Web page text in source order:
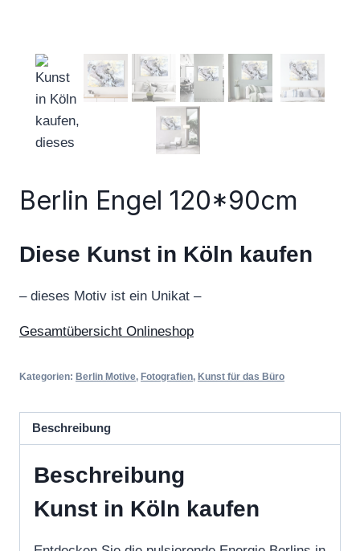
Berlin Engel 120*90cm
Diese Kunst in Köln kaufen
– dieses Motiv ist ein Unikat –
Gesamtübersicht Onlineshop
Kategorien: Berlin Motive, Fotografien, Kunst für das Büro
Beschreibung
Beschreibung
Kunst in Köln kaufen